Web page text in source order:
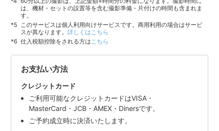
は、機材・セットの設置等を含む撮影準備・片付けの時間も含まれま
す。
このサービスは個人利用向けサービスです。商用利用の場合はサービ
スが異なります。詳しくはこちら
仕入税額控除をされる方は こちら
お支払い方法
クレジットカード
ご利用可能なクレジットカードはVISA・
MasterCard・JCB・AMEX・Dinersです。
ご予約成立時に決済いたします。